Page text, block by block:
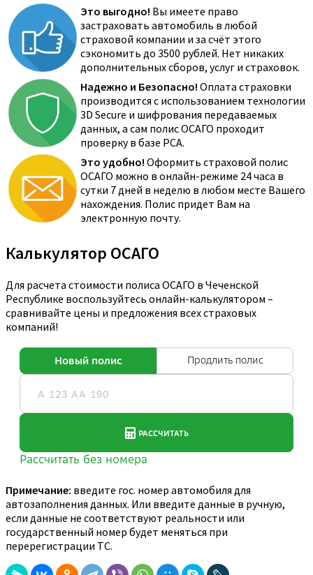
Это выгодно! Вы имеете право
застраховать автомобиль в любой
страховой компании и за счёт этого
сэкономить до 3500 рублей. Нет никаких
дополнительных сборов, услуг и страховок.
Надежно и Безопасно! Оплата страховки
производится с использованием технологии
3D Secure и шифрования передаваемых
данных, а сам полис ОСАГО проходит
проверку в базе РСА.
Это удобно! Оформить страховой полис
ОСАГО можно в онлайн-режиме 24 часа в
сутки 7 дней в неделю в любом месте Вашего
нахождения. Полис придет Вам на
электронную почту.
Калькулятор ОСАГО
Для расчета стоимости полиса ОСАГО в Чеченской
Республике воспользуйтесь онлайн-калькулятором –
сравнивайте цены и предложения всех страховых
компаний!
Примечание: введите гос. номер автомобиля для
автозаполнения данных. Или введите данные в ручную,
если данные не соответствуют реальности или
государственный номер будет меняться при
перерегистрации ТС.